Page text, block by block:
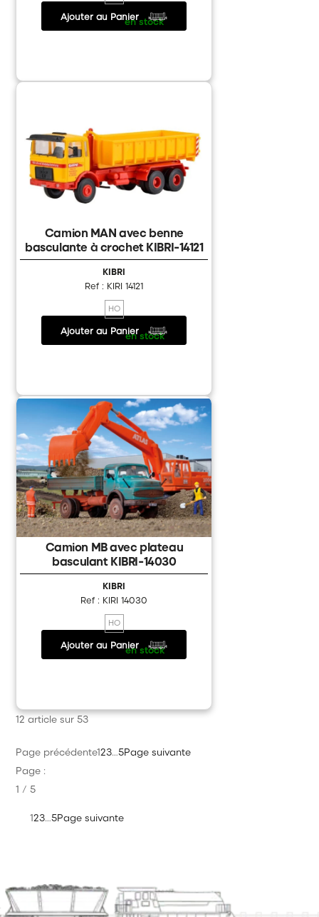
14.95 € / en stock
Ajouter au Panier
Camion MAN avec benne
basculante à crochet KIBRI-14121
KIBRI
Ref : KIRI 14121
HO
26.20 € /en stock
Ajouter au Panier
Camion MB avec plateau
basculant KIBRI-14030
KIBRI
Ref : KIRI 14030
HO
24.90 € /en stock
Ajouter au Panier
12 article sur 53
Page précédente123…5Page suivante
Page :
1 / 5
123…5Page suivante